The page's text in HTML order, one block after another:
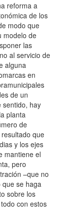
reforma a
de los
modo que
modelo de
las
al servicio de
alguna
en
de un
sentido, hay
planta
de
que
y los ejes
mantiene el
pero
–que no
que se haga
sobre los
con estos